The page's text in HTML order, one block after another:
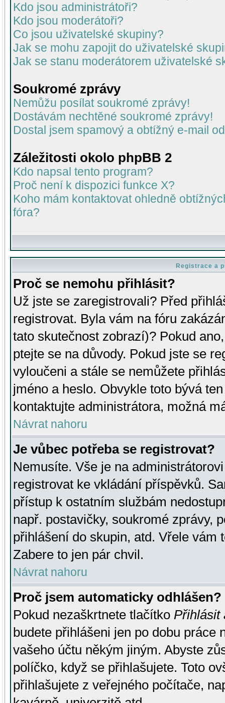
Kdo jsou administrátoři?
Kdo jsou moderátoři?
Co jsou uživatelské skupiny?
Jak se mohu zapojit do uživatelské
Jak se stanu moderátorem uživatelské
Soukromé zprávy
Nemůžu posílat soukromé zprávy!
Dostávám nechtěné soukromé zprávy!
Dostal jsem spamový a obtížný e-mail
Záležitosti okolo phpBB 2
Kdo napsal tento program?
Proč není k dispozici funkce X?
Koho mám kontaktovat ohledně
fóra?
Registrace a
Proč se nemohu přihlásit?
Už jste se zaregistrovali? Před
registrovat. Byla vám na fóru
tato skutečnost zobrazí)? Pokud
ptejte se na důvody. Pokud jste se
vyloučeni a stále se nemůžete
jméno a heslo. Obvykle toto bývá
kontaktujte administrátora, možná
Návrat nahoru
Je vůbec potřeba se registrovat?
Nemusíte. Vše je na
registrovat ke vkládání příspěvků.
přístup k ostatním službám
např. postavičky, soukromé zprávy,
přihlášení do skupin, atd. Vřele vám
Zabere to jen pár chvil.
Návrat nahoru
Proč jsem automaticky odhlášen?
Pokud nezaškrtnete tlačítko Přihlásit
budete přihlášeni jen po dobu práce
vašeho účtu někým jiným. Abyste
políčko, když se přihlašujete. Toto
přihlašujete z veřejného počítače,